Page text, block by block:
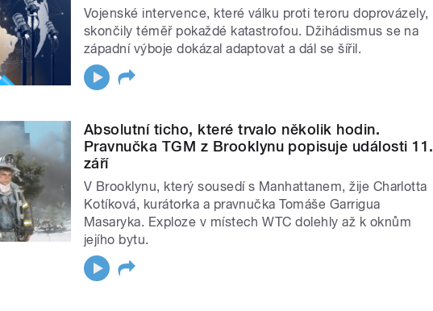
Vojenské intervence, které válku proti teroru doprovázely,
skončily téměř pokaždé katastrofou. Džihádismus se na
západní výboje dokázal adaptovat a dál se šířil.
Absolutní ticho, které trvalo několik hodin.
Pravnučka TGM z Brooklynu popisuje události 11.
září
V Brooklynu, který sousedí s Manhattanem, žije Charlotta
Kotíková, kurátorka a pravnučka Tomáše Garrigua
Masaryka. Exploze v místech WTC dolehly až k oknům
jejího bytu.